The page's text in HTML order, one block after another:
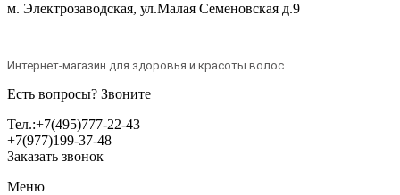
м. Электрозаводская, ул.Малая Семеновская д.9
Интернет-магазин для здоровья и красоты волос
Есть вопросы? Звоните
Тел.:+7(495)777-22-43
+7(977)199-37-48
Заказать звонок
Меню